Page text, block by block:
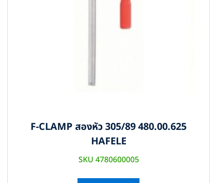
F-CLAMP สองหัว 305/89 480.00.625
HAFELE
SKU 4780600005